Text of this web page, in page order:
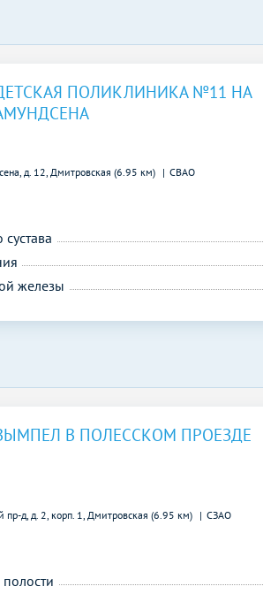
ПОЛИКЛИНИКА №11 НА
д. 12, Дмитровская (6.95 км) СВАО
железы
В ПОЛЕССКОМ ПРОЕЗДЕ
пр-д, д. 2, корп. 1, Дмитровская (6.95 км) СЗАО